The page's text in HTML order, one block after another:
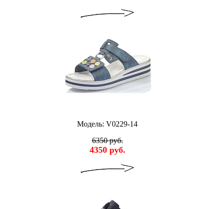
Модель: V0229-14
6350 руб.
4350 руб.